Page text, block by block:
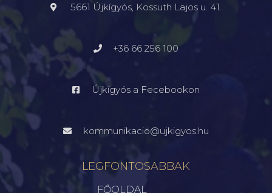
5661 Újkígyós, Kossuth Lajos u. 41.
+36 66 256 100
Újkígyós a Fecebookon
kommunikacio@ujkigyos.hu
LEGFONTOSABBAK
FŐOLDAL